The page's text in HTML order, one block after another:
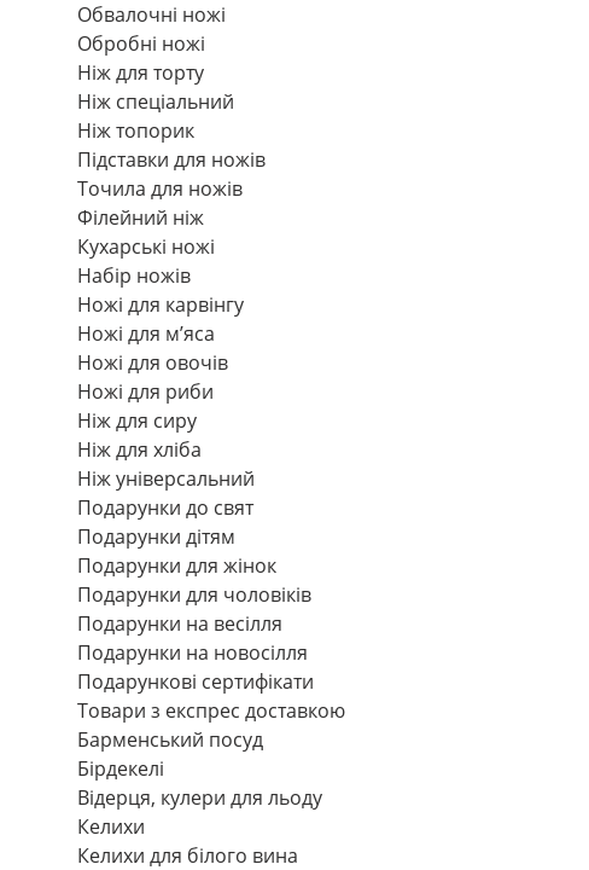
Обвалочні ножі
Обробні ножі
Ніж для торту
Ніж спеціальний
Ніж топорик
Підставки для ножів
Точила для ножів
Філейний ніж
Кухарські ножі
Набір ножів
Ножі для карвінгу
Ножі для м’яса
Ножі для овочів
Ножі для риби
Ніж для сиру
Ніж для хліба
Ніж універсальний
Подарунки до свят
Подарунки дітям
Подарунки для жінок
Подарунки для чоловіків
Подарунки на весілля
Подарунки на новосілля
Подарункові сертифікати
Товари з експрес доставкою
Барменський посуд
Бірдекелі
Відерця, кулери для льоду
Келихи
Келихи для білого вина